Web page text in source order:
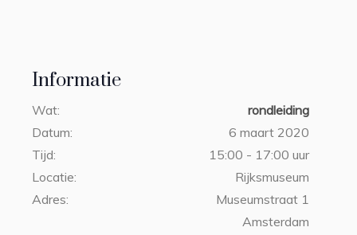
Informatie
Wat:
rondleiding
Datum:
6 maart 2020
Tijd:
15:00 - 17:00 uur
Locatie:
Rijksmuseum
Adres:
Museumstraat 1
Amsterdam